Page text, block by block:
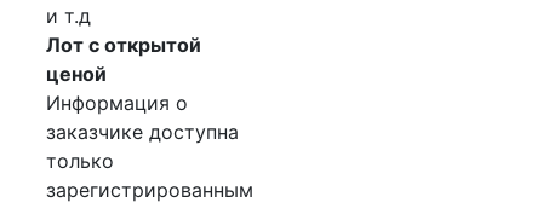
и т.д
Лот с открытой
ценой
Информация о
заказчике доступна
только
зарегистрированным